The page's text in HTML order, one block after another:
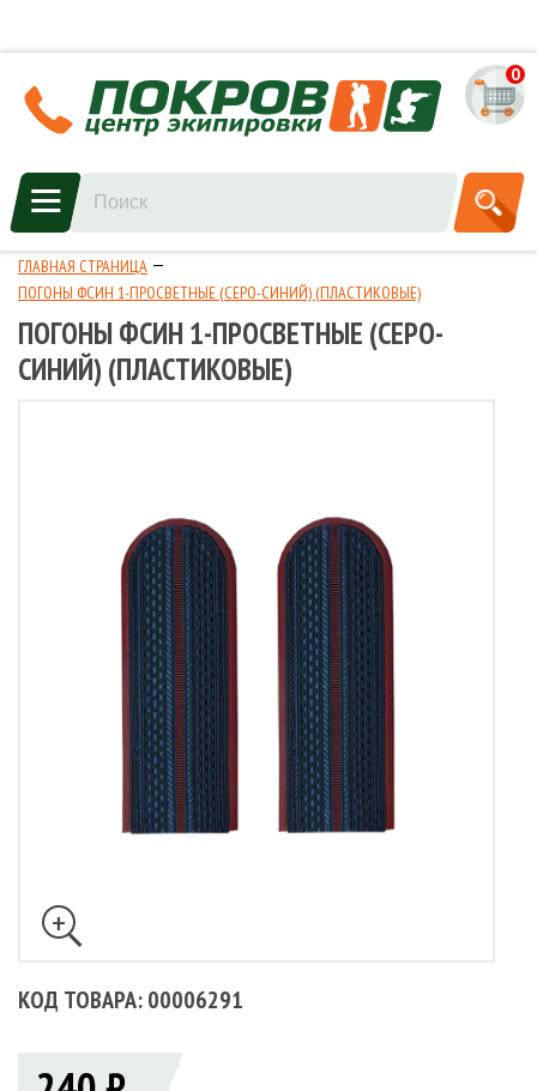
0
ГЛАВНАЯ СТРАНИЦА
ПОГОНЫ ФСИН 1-ПРОСВЕТНЫЕ (СЕРО-СИНИЙ) (ПЛАСТИКОВЫЕ)
ПОГОНЫ ФСИН 1-ПРОСВЕТНЫЕ (СЕРО-
СИНИЙ) (ПЛАСТИКОВЫЕ)
КОД ТОВАРА: 00006291